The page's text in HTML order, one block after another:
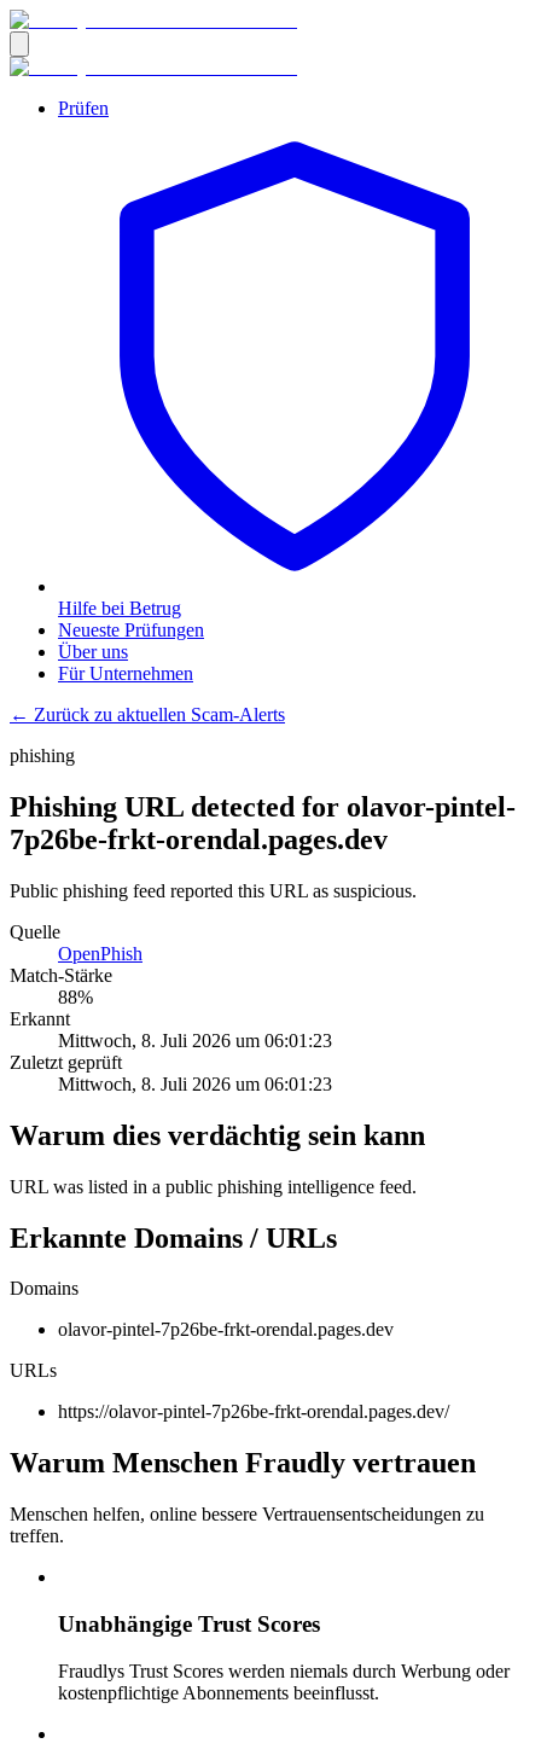
Prüfen
Hilfe bei Betrug
Neueste Prüfungen
Über uns
Für Unternehmen
← Zurück zu aktuellen Scam-Alerts
phishing
Phishing URL detected for olavor-pintel-
7p26be-frkt-orendal.pages.dev
Public phishing feed reported this URL as suspicious.
Quelle
OpenPhish
Match-Stärke
88%
Erkannt
Mittwoch, 8. Juli 2026 um 06:01:23
Zuletzt geprüft
Mittwoch, 8. Juli 2026 um 06:01:23
Warum dies verdächtig sein kann
URL was listed in a public phishing intelligence feed.
Erkannte Domains / URLs
Domains
olavor-pintel-7p26be-frkt-orendal.pages.dev
URLs
https://olavor-pintel-7p26be-frkt-orendal.pages.dev/
Warum Menschen Fraudly vertrauen
Menschen helfen, online bessere Vertrauensentscheidungen zu
treffen.
Unabhängige Trust Scores
Fraudlys Trust Scores werden niemals durch Werbung oder
kostenpflichtige Abonnements beeinflusst.